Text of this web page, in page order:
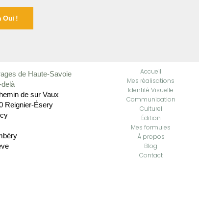
Oui !
de Haute-Savoie
de sur Vaux
Reignier-Ésery
Accueil
Mes réalisations
Identité Visuelle
Communication
Culturel
Édition
Mes formules
À propos
Blog
Contact